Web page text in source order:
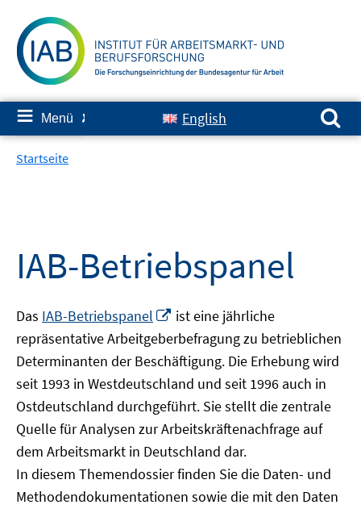
zum
Inhalt
≡ Menü ✘ English
Suchen nach:
Startseite
IAB-Betriebspanel
Das IAB-Betriebspanel
In
neuem
Fenster
öffnen
ist eine jährliche
repräsentative Arbeitgeberbefragung zu betrieblichen
Determinanten der Beschäftigung. Die Erhebung wird
seit 1993 in Westdeutschland und seit 1996 auch in
Ostdeutschland durchgeführt. Sie stellt die zentrale
Quelle für Analysen zur Arbeitskräftenachfrage auf
dem Arbeitsmarkt in Deutschland dar.
In diesem Themendossier finden Sie die Daten- und
Methodendokumentationen sowie die mit den Daten